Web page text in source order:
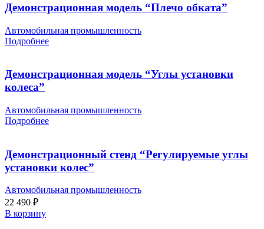
Демонстрационная модель “Плечо обката”
Автомобильная промышленность
Подробнее
Демонстрационная модель “Углы установки
колеса”
Автомобильная промышленность
Подробнее
Демонстрационный стенд “Регулируемые углы
установки колес”
Автомобильная промышленность
22 490 ₽
В корзину